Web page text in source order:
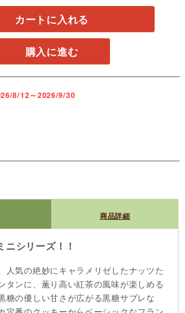
カートに入れる
購入に進む
8/12～2026/9/30
商品詳細
シリーズ！！
人気の絶妙にキャラメリゼしたナッツた
タンに、薫り高い紅茶の風味が楽しめる
糖の優しい甘さが広がる黒糖サブレな